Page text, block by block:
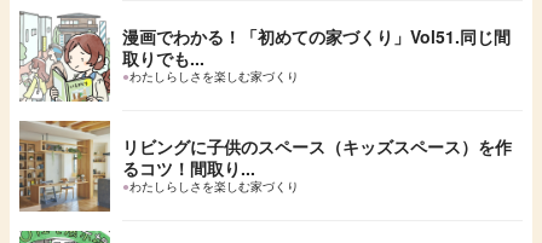
漫画でわかる！「初めての家づくり」Vol51.同じ間
取りでも...
●わたしらしさを楽しむ家づくり
リビングに子供のスペース（キッズスペース）を作
るコツ！間取り...
●わたしらしさを楽しむ家づくり